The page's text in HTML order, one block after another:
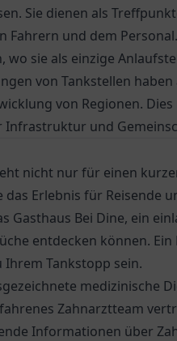
Sie dienen als
und dem
wo sie als einzige
von Tankstellen
von Regionen. Dies
Infrastruktur und
nicht nur für einen
Erlebnis für Reisende
Gasthaus Bei Dine, ein
entdecken können. Ein
Tankstopp sein.
medizinische
Zahnarztteam
Informationen über